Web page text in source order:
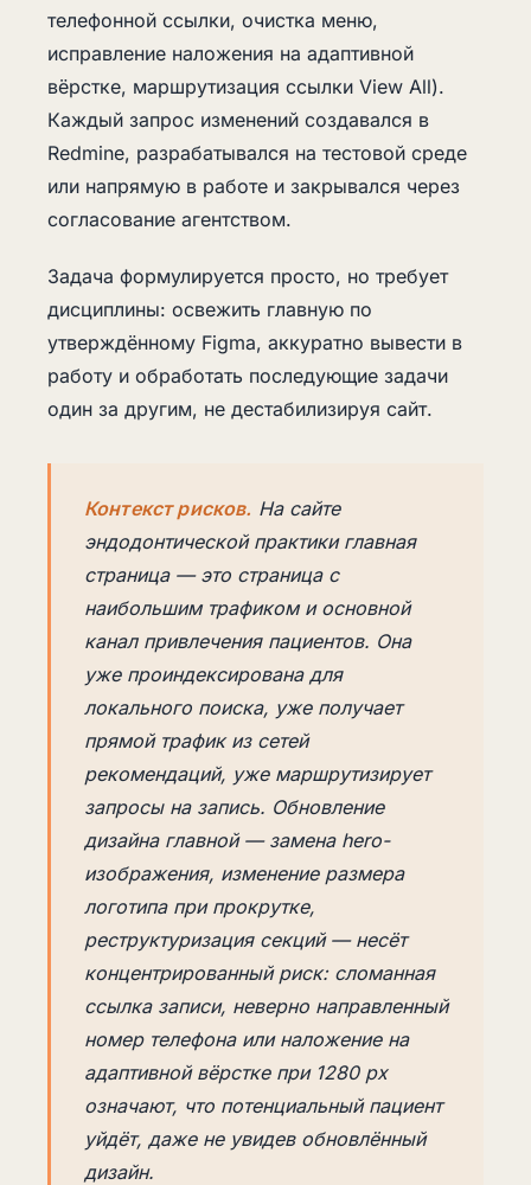
телефонной ссылки, очистка меню,
исправление наложения на адаптивной
вёрстке, маршрутизация ссылки View All).
Каждый запрос изменений создавался в
Redmine, разрабатывался на тестовой среде
или напрямую в работе и закрывался через
согласование агентством.
Задача формулируется просто, но требует
дисциплины: освежить главную по
утверждённому Figma, аккуратно вывести в
работу и обработать последующие задачи
один за другим, не дестабилизируя сайт.
Контекст рисков. На сайте
эндодонтической практики главная
страница — это страница с
наибольшим трафиком и основной
канал привлечения пациентов. Она
уже проиндексирована для
локального поиска, уже получает
прямой трафик из сетей
рекомендаций, уже маршрутизирует
запросы на запись. Обновление
дизайна главной — замена hero-
изображения, изменение размера
логотипа при прокрутке,
реструктуризация секций — несёт
концентрированный риск: сломанная
ссылка записи, неверно направленный
номер телефона или наложение на
адаптивной вёрстке при 1280 px
означают, что потенциальный пациент
уйдёт, даже не увидев обновлённый
дизайн.